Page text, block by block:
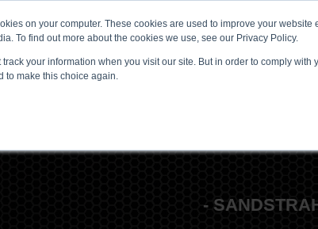
on your computer. These cookies are used to improve your
To find out more about the cookies we use, see our Privacy Policy.
track your information when you visit our site. But in order to comply
to make this choice again.
UND VERANSTALTUNGENMEDIA CENTER
-